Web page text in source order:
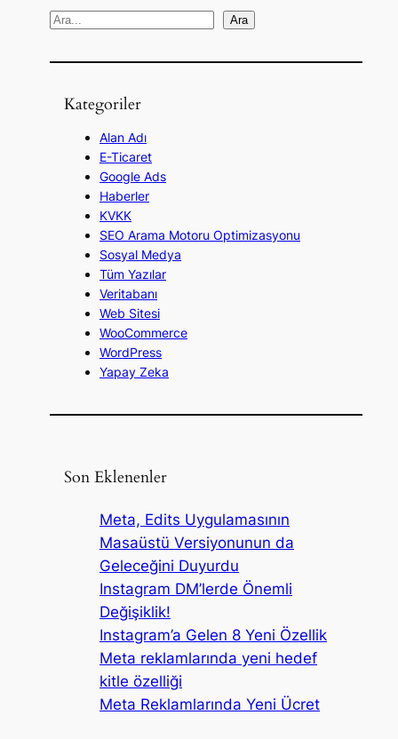
A
a
Ara
Kategoriler
Alan Adı
E-Ticaret
Google Ads
Haberler
KVKK
SEO Arama Motoru Optimizasyonu
Sosyal Medya
Tüm Yazılar
Veritabanı
Web Sitesi
WooCommerce
WordPress
Yapay Zeka
Son Eklenenler
Meta, Edits Uygulamasının
Masaüstü Versiyonunun da
Geleceğini Duyurdu
Instagram DM’lerde Önemli
Değişiklik!
Instagram’a Gelen 8 Yeni Özellik
Meta reklamlarında yeni hedef
kitle özelliği
Meta Reklamlarında Yeni Ücret